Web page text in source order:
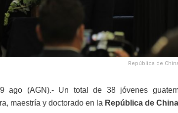
República de
ago (AGN).- Un total de 38 jóvenes
maestría y doctorado en la República de